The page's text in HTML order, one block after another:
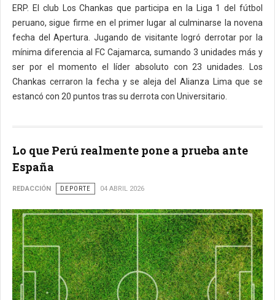
ERP. El club Los Chankas que participa en la Liga 1 del fútbol
peruano, sigue firme en el primer lugar al culminarse la novena
fecha del Apertura. Jugando de visitante logró derrotar por la
mínima diferencia al FC Cajamarca, sumando 3 unidades más y
ser por el momento el líder absoluto con 23 unidades. Los
Chankas cerraron la fecha y se aleja del Alianza Lima que se
estancó con 20 puntos tras su derrota con Universitario.
Lo que Perú realmente pone a prueba ante
España
REDACCIÓN DEPORTE 04 ABRIL 2026